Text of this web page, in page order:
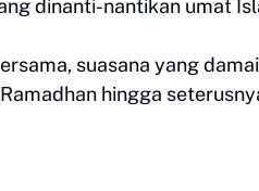
dinanti-nantikan umat
suasana yang
hingga